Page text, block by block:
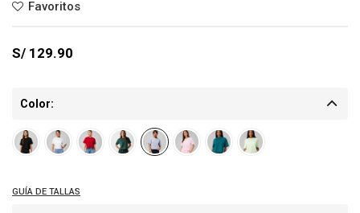
S/ 129.90
Color: